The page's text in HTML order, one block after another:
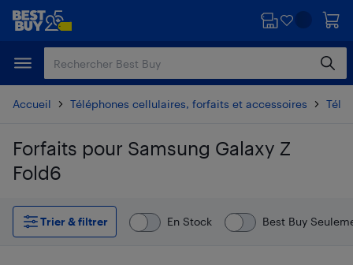
Passer
principal
Passer
Accueil Téléphones cellulaires, forfaits et accessoires
Forfaits pour Samsung Galaxy Z
Fold6
Passer aux résultats
Trier & filtrer
En Stock Best Buy